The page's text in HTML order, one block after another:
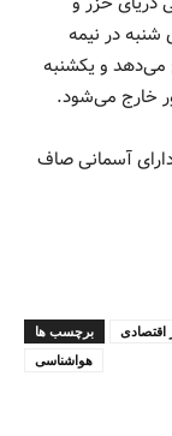
شنبه در نیمه
دما رخ می‌دهد و یکشنبه
خارج می‌شود.
آسمانی صاف
برچسب ها اقتصادی
هواشناسی